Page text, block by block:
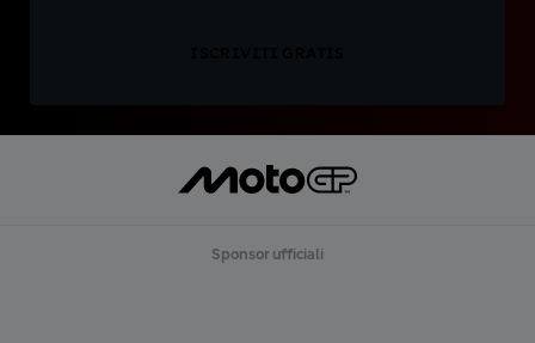
Sponsor ufficiali